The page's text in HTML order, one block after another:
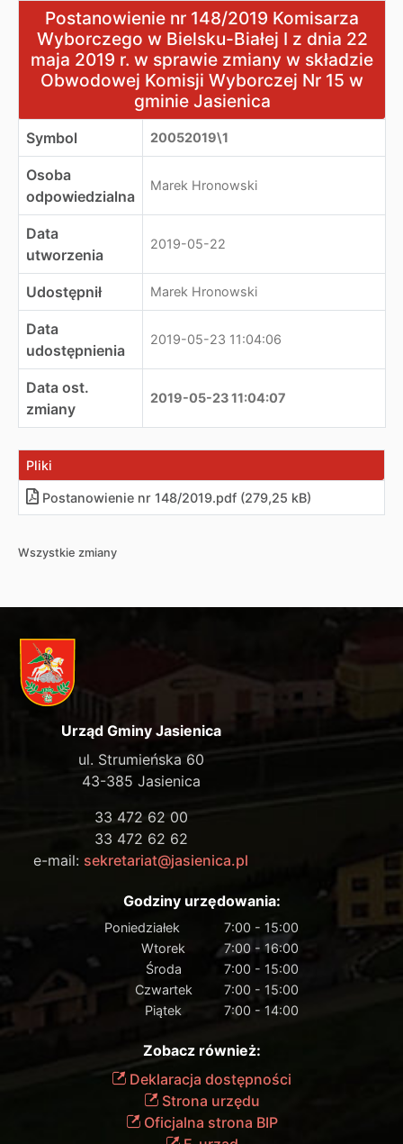
Postanowienie nr 148/2019 Komisarza Wyborczego w
Postanowienie nr 148/2019 Komisarza
Wyborczego w Bielsku-Białej I z dnia 22
maja 2019 r. w sprawie zmiany w składzie
Obwodowej Komisji Wyborczej Nr 15 w
gminie Jasienica
Symbol 20052019\1
Osoba
odpowiedzialna
Marek Hronowski
Data
utworzenia
2019-05-22
Udostępnił Marek Hronowski
Data
udostępnienia
2019-05-23 11:04:06
Data ost.
zmiany
2019-05-23 11:04:07
Pliki
Postanowienie nr 148/2019.pdf (279,25 kB)
Wszystkie zmiany
Urząd Gminy Jasienica
ul. Strumieńska 60
43-385 Jasienica
33 472 62 00
33 472 62 62
e-mail: sekretariat@jasienica.pl
Godziny urzędowania:
Poniedziałek
7:00 - 15:00
Wtorek
7:00 - 16:00
Środa
7:00 - 15:00
Czwartek
7:00 - 15:00
Piątek
7:00 - 14:00
Zobacz również:
Deklaracja dostępności
Strona urzędu
Oficjalna strona BIP